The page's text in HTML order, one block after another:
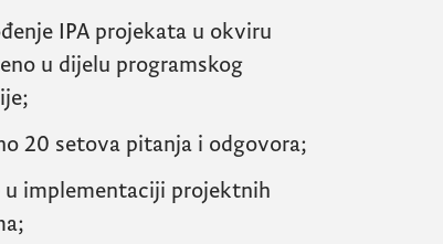
IPA projekata u okviru
u dijelu programskog
20 setova pitanja i odgovora;
u implementaciji projektnih